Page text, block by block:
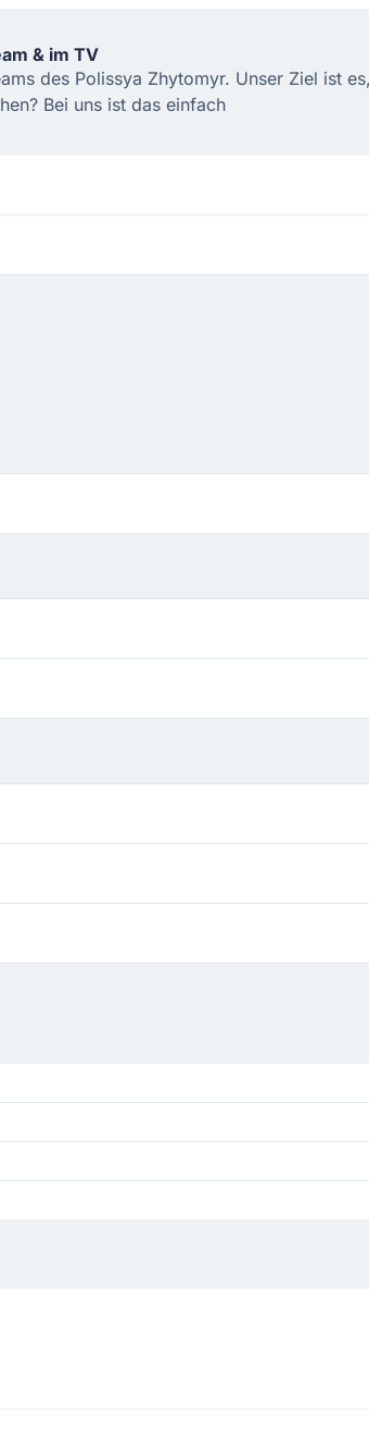
& im TV
des Polissya Zhytomyr. Unser Ziel ist
Bei uns ist das einfach